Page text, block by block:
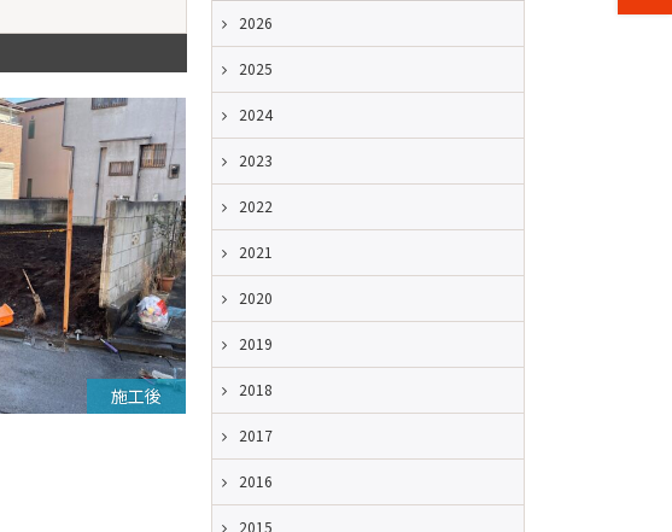
施工後
2026
2025
2024
2023
2022
2021
2020
2019
2018
2017
2016
2015